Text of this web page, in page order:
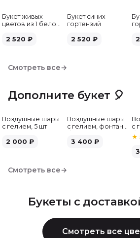
Букет живых
цветов из 1 белой
2 520 ₽
Букет синих
гортензий
2 520 ₽
Смотреть все→
Дополните букет 🎈
Воздушные шары
с гелием, 5 шт
2 000 ₽
Воздушные шары
с гелием, фонтан,
шт
3 400 ₽
с
шт
★
Смотреть все→
Букеты с
Смотреть все